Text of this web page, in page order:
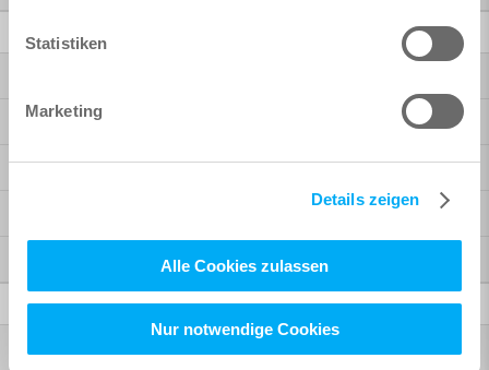
Statistiken
Marketing
Details zeigen
Alle Cookies zulassen
Nur notwendige Cookies
BIM / CAD
Reinforcement
Analysis + Design für Revit
Weitere Produkte
Autodesk